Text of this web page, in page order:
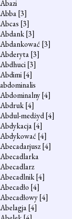
Abazi
Abba[3]
Abcas [3]
Abdank[3]
Abdankować [3]
Abderyta[3]
Abdhuci[3]
Abdimi[4]
abdominalis
Abdominalny[4]
Abdruk[4]
Abdul-medżyd[4]
Abdykacja[4]
Abdykować [4]
Abecadarjusz[4]
Abecadlarka
Abecadlarz
Abecadlnik[4]
Abecadło [4]
Abecadłowy[4]
Abelagja[4]